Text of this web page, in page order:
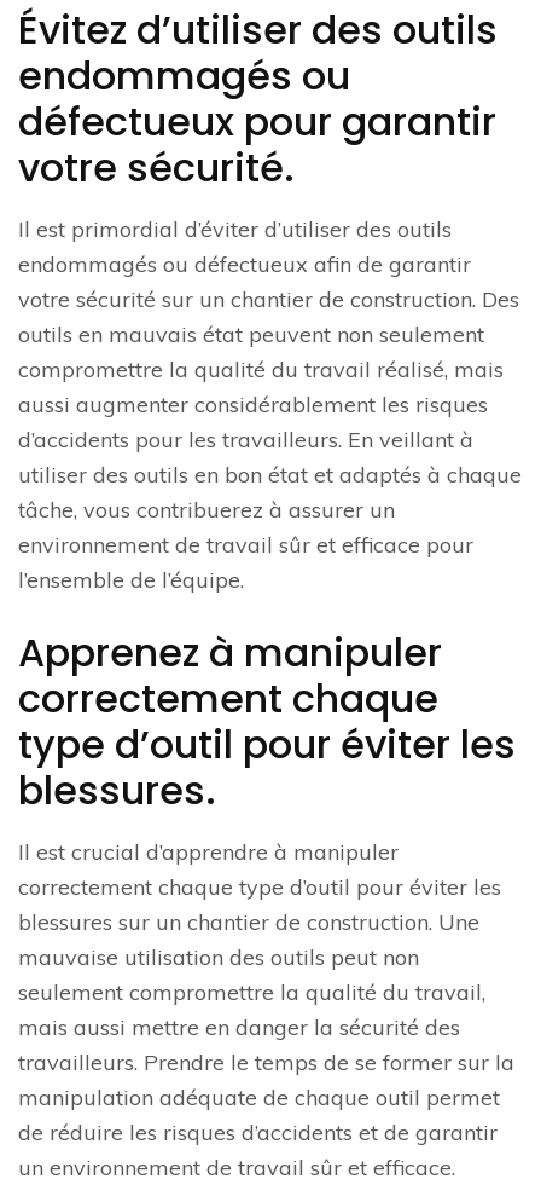
Évitez d’utiliser des outils
endommagés ou
défectueux pour garantir
votre sécurité.
Il est primordial d’éviter d’utiliser des outils
endommagés ou défectueux afin de garantir
votre sécurité sur un chantier de construction. Des
outils en mauvais état peuvent non seulement
compromettre la qualité du travail réalisé, mais
aussi augmenter considérablement les risques
d’accidents pour les travailleurs. En veillant à
utiliser des outils en bon état et adaptés à chaque
tâche, vous contribuerez à assurer un
environnement de travail sûr et efficace pour
l’ensemble de l’équipe.
Apprenez à manipuler
correctement chaque
type d’outil pour éviter les
blessures.
Il est crucial d’apprendre à manipuler
correctement chaque type d’outil pour éviter les
blessures sur un chantier de construction. Une
mauvaise utilisation des outils peut non
seulement compromettre la qualité du travail,
mais aussi mettre en danger la sécurité des
travailleurs. Prendre le temps de se former sur la
manipulation adéquate de chaque outil permet
de réduire les risques d’accidents et de garantir
un environnement de travail sûr et efficace.